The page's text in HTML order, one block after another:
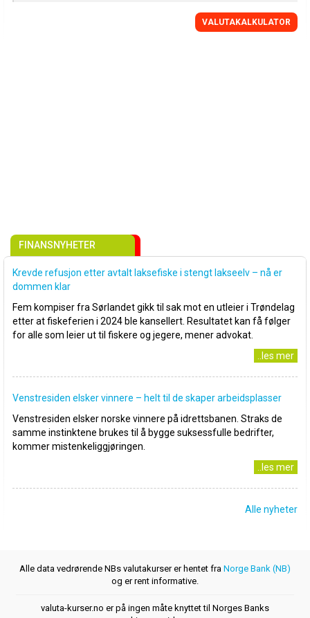
VALUTAKALKULATOR
FINANSNYHETER
Krevde refusjon etter avtalt laksefiske i stengt lakseelv – nå er
dommen klar
Fem kompiser fra Sørlandet gikk til sak mot en utleier i Trøndelag
etter at fiskeferien i 2024 ble kansellert. Resultatet kan få følger
for alle som leier ut til fiskere og jegere, mener advokat.
..les mer
Venstresiden elsker vinnere – helt til de skaper arbeidsplasser
Venstresiden elsker norske vinnere på idrettsbanen. Straks de
samme instinktene brukes til å bygge suksessfulle bedrifter,
kommer mistenkeliggjøringen.
..les mer
Alle nyheter
Alle data vedrørende NBs valutakurser er hentet fra Norge Bank (NB)
og er rent informative.
valuta-kurser.no er på ingen måte knyttet til Norges Banks